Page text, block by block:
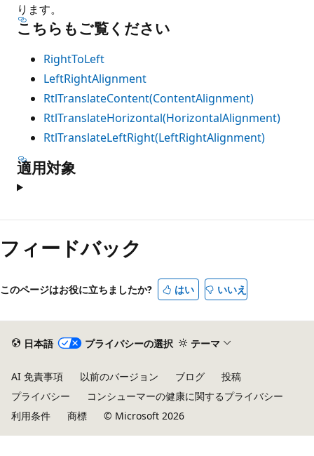
ります。
こちらもご覧ください
RightToLeft
LeftRightAlignment
RtlTranslateContent(ContentAlignment)
RtlTranslateHorizontal(HorizontalAlignment)
RtlTranslateLeftRight(LeftRightAlignment)
適用対象
フィードバック
このページはお役に立ちましたか? はい いいえ
日本語 プライバシーの選択 テーマ
AI 免責事項 以前のバージョン ブログ
投稿
プライバシー
コンシューマーの健康に関するプライバシー
利用条件
商標 © Microsoft 2026